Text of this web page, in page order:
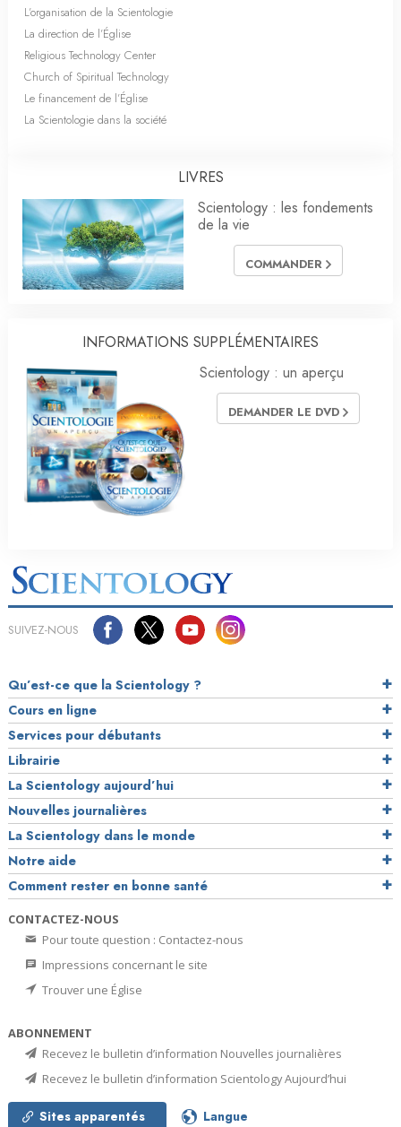
L’organisation de la Scientologie
La direction de l’Église
Religious Technology Center
Church of Spiritual Technology
Le financement de l’Église
La Scientologie dans la société
LIVRES
Scientology : les fondements
de la vie
COMMANDER
INFORMATIONS SUPPLÉMENTAIRES
Scientology : un aperçu
DEMANDER LE DVD
SUIVEZ-NOUS
Qu’est-ce que la Scientology ?
Cours en ligne
Services pour débutants
Librairie
La Scientology aujourd’hui
Nouvelles journalières
La Scientology dans le monde
Notre aide
Comment rester en bonne santé
CONTACTEZ-NOUS
Pour toute question : Contactez-nous
Impressions concernant le site
Trouver une Église
ABONNEMENT
Recevez le bulletin d’information Nouvelles journalières
Recevez le bulletin d’information Scientology Aujourd’hui
Sites apparentés Langue